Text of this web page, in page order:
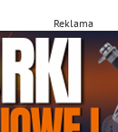
Reklama